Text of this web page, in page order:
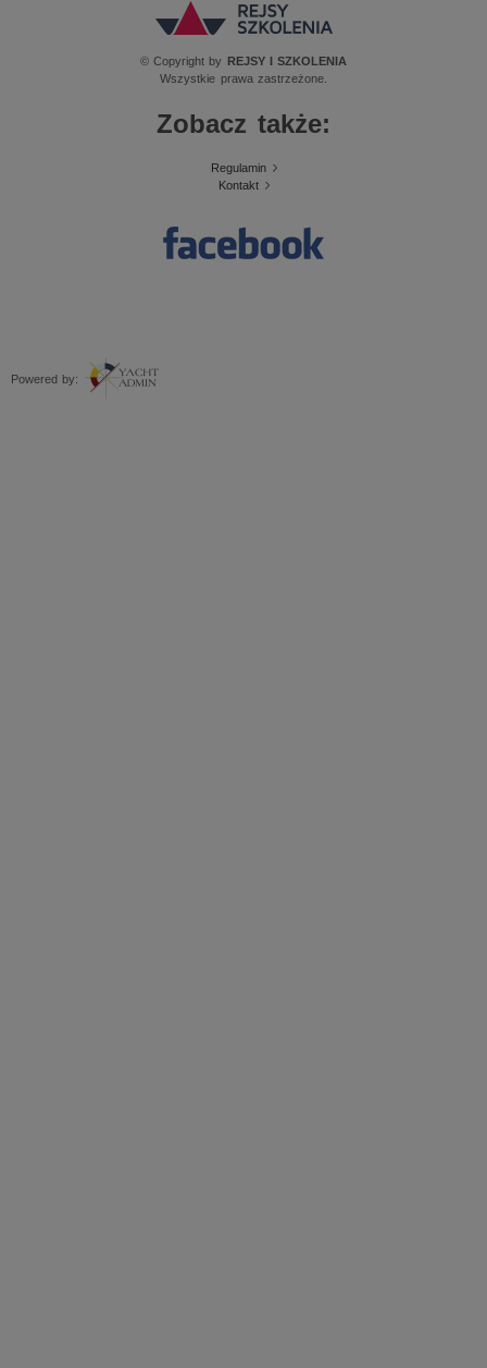
© Copyright by REJSY I SZKOLENIA
Wszystkie prawa zastrzeżone.
Powered by:
Zobacz także:
Regulamin
Kontakt